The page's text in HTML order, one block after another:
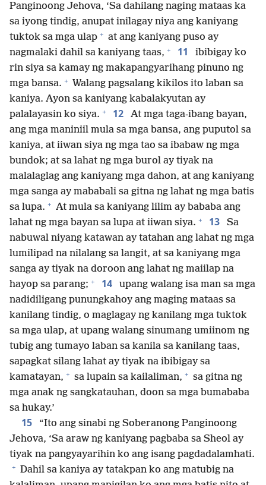
Panginoong Jehova, ‘Sa dahilang naging mataas ka
sa iyong tindig, anupat inilagay niya ang kaniyang
tuktok sa mga ulap + at ang kaniyang puso ay
nagmalaki dahil sa kaniyang taas, + 11
ibibigay ko
rin siya sa kamay ng makapangyarihang pinuno ng
mga bansa. + Walang pagsalang kikilos ito laban sa
kaniya. Ayon sa kaniyang kabalakyutan ay
palalayasin ko siya. + 12
At mga taga-ibang bayan,
ang mga maniniil mula sa mga bansa, ang puputol sa
kaniya, at iiwan siya ng mga tao sa ibabaw ng mga
bundok; at sa lahat ng mga burol ay tiyak na
malalaglag ang kaniyang mga dahon, at ang kaniyang
mga sanga ay mababali sa gitna ng lahat ng mga batis
sa lupa. + At mula sa kaniyang lilim ay bababa ang
lahat ng mga bayan sa lupa at iiwan siya. + 13
Sa
nabuwal niyang katawan ay tatahan ang lahat ng mga
lumilipad na nilalang sa langit, at sa kaniyang mga
sanga ay tiyak na doroon ang lahat ng maiilap na
hayop sa parang; + 14
upang walang isa man sa mga
nadidiligang punungkahoy ang maging mataas sa
kanilang tindig, o maglagay ng kanilang mga tuktok
sa mga ulap, at upang walang sinumang umiinom ng
tubig ang tumayo laban sa kanila sa kanilang taas,
sapagkat silang lahat ay tiyak na ibibigay sa
kamatayan, + sa lupain sa kailaliman, + sa gitna ng
mga anak ng sangkatauhan, doon sa mga bumababa
sa hukay.’
15
“Ito ang sinabi ng Soberanong Panginoong
Jehova, ‘Sa araw ng kaniyang pagbaba sa Sheol ay
tiyak na pangyayarihin ko ang isang pagdadalamhati.
+ Dahil sa kaniya ay tatakpan ko ang matubig na